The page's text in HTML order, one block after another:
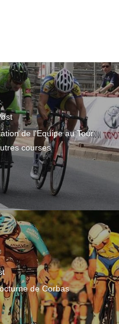
de l'Equipe au Tour
courses
de Corbas